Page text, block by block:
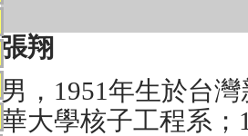
張翔
男，1951年生於台
華大學核子工程系；